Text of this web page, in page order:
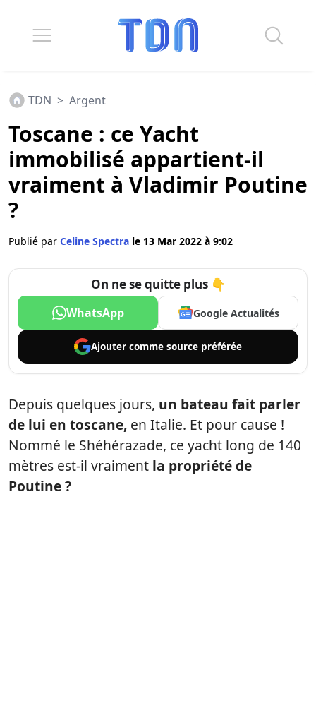
TDN > Argent
Toscane : ce Yacht
immobilisé appartient-il
vraiment à Vladimir Poutine
?
Publié par Celine Spectra le 13 Mar 2022 à 9:02
On ne se quitte plus 👇
WhatsApp Google Actualités
Ajouter comme source préférée
Depuis quelques jours, un bateau fait parler
de lui en toscane, en Italie. Et pour cause !
Nommé le Shéhérazade, ce yacht long de 140
mètres est-il vraiment la propriété de
Poutine ?